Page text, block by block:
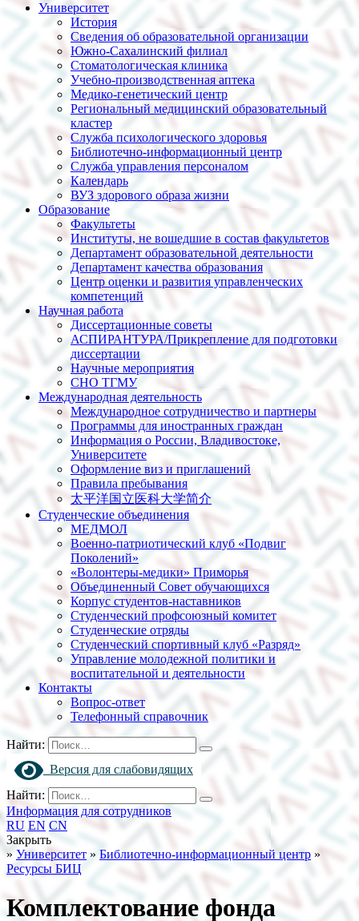
Университет
История
Сведения об образовательной организации
Южно-Сахалинский филиал
Стоматологическая клиника
Учебно-производственная аптека
Медико-генетический центр
Региональный медицинский образовательный
кластер
Служба психологического здоровья
Библиотечно-информационный центр
Служба управления персоналом
Календарь
ВУЗ здорового образа жизни
Образование
Факультеты
Институты, не вошедшие в состав факультетов
Департамент образовательной деятельности
Департамент качества образования
Центр оценки и развития управленческих
компетенций
Научная работа
Диссертационные советы
АСПИРАНТУРА/Прикрепление для подготовки
диссертации
Научные мероприятия
СНО ТГМУ
Международная деятельность
Международное сотрудничество и партнеры
Программы для иностранных граждан
Информация о России, Владивостоке,
Университете
Оформление виз и приглашений
Правила пребывания
太平洋国立医科大学简介
Студенческие объединения
МЕДМОЛ
Военно-патриотический клуб «Подвиг
Поколений»
«Волонтеры-медики» Приморья
Объединенный Совет обучающихся
Корпус студентов-наставников
Студенческий профсоюзный комитет
Студенческие отряды
Студенческий спортивный клуб «Разряд»
Управление молодежной политики и
воспитательной и деятельности
Контакты
Вопрос-ответ
Телефонный справочник
Найти:
Версия для слабовидящих
Найти:
Информация для сотрудников
RU EN CN
Закрыть
» Университет » Библиотечно-информационный центр »
Ресурсы БИЦ
Комплектование фонда